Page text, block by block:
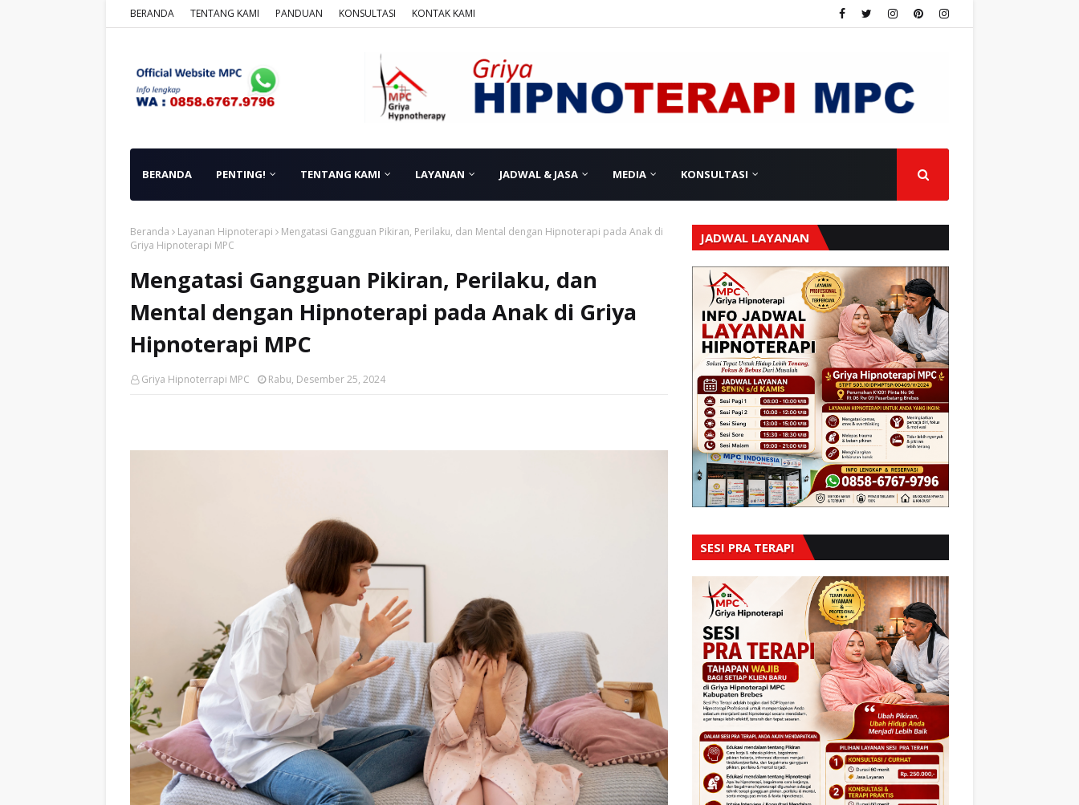
BERANDA TENTANG KAMI PANDUAN KONSULTASI KONTAK KAMI
BERANDA PENTING! TENTANG KAMI LAYANAN JADWAL & JASA MEDIA KONSULTASI
Beranda Layanan Hipnoterapi
Mengatasi Gangguan Pikiran, Perilaku, dan Mental dengan Hipnoterapi pada Anak di
Griya Hipnoterapi MPC
Mengatasi Gangguan Pikiran, Perilaku, dan
Mental dengan Hipnoterapi pada Anak di Griya
Hipnoterapi MPC
Griya Hipnoterrapi MPC Rabu, Desember 25, 2024
JADWAL LAYANAN
SESI PRA TERAPI